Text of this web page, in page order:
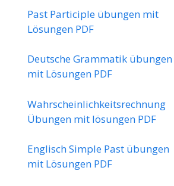
Past Participle übungen mit
Lösungen PDF
Deutsche Grammatik übungen
mit Lösungen PDF
Wahrscheinlichkeitsrechnung
Übungen mit lösungen PDF
Englisch Simple Past übungen
mit Lösungen PDF